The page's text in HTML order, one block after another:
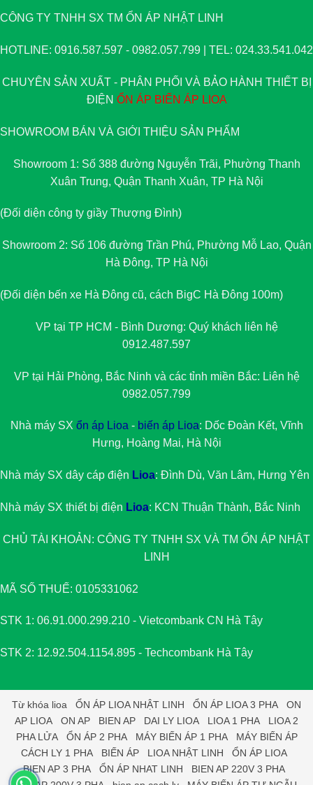
CÔNG TY TNHH SX TM ỔN ÁP NHẬT LINH
HOTLINE: 0916.587.597 - 0982.057.799 | TEL: 024.33.541.042
CHUYÊN SẢN XUẤT - PHÂN PHỐI VÀ BẢO HÀNH THIẾT BỊ
ĐIỆN ỔN ÁP BIẾN ÁP LIOA
SHOWROOM BÁN VÀ GIỚI THIỆU SẢN PHẨM
Showroom 1: Số 388 đường Nguyễn Trãi, Phường Thanh
Xuân Trung, Quận Thanh Xuân, TP Hà Nội
(Đối diện công ty giầy Thượng Đình)
Showroom 2: Số 106 đường Trần Phú, Phường Mỗ Lao, Quận
Hà Đông, TP Hà Nội
(Đối diện bến xe Hà Đông cũ, cách BigC Hà Đông 100m)
VP tại TP HCM - Bình Dương: Quý khách liên hệ
0912.487.597
VP tại Hải Phòng, Bắc Ninh và các tỉnh miền Bắc: Liên hệ
0982.057.799
Nhà máy SX ổn áp Lioa - biến áp Lioa: Dốc Đoàn Kết, Vĩnh
Hưng, Hoàng Mai, Hà Nội
Nhà máy SX dây cáp điện Lioa: Đình Dù, Văn Lâm, Hưng Yên
Nhà máy SX thiết bị điện Lioa: KCN Thuận Thành, Bắc Ninh
CHỦ TÀI KHOẢN: CÔNG TY TNHH SX VÀ TM ỔN ÁP NHẬT
LINH
MÃ SỐ THUẾ: 0105331062
STK 1: 06.91.000.299.210 - Vietcombank CN Hà Tây
STK 2: 12.92.504.1154.895 - Techcombank Hà Tây
Từ khóa lioa ỔN ÁP LIOA NHẬT LINH ỔN ÁP LIOA 3 PHA
ON
AP LIOA
ON AP BIEN AP DAI LY LIOA LIOA 1 PHA
LIOA 2
PHA LỬA
ỔN ÁP 2 PHA MÁY BIẾN ÁP 1 PHA
MÁY BIẾN ÁP
CÁCH LY 1 PHA
BIẾN ÁP LIOA NHẬT LINH
ỔN ÁP LIOA
BIEN AP 3 PHA
ỔN ÁP NHAT LINH
BIEN AP 220V 3 PHA